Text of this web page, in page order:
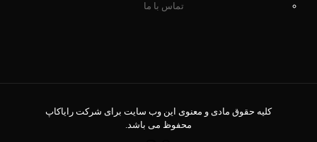
تماس با ما
کلیه حقوق مادی و معنوی این وب سایت برای شرکت رایاکاپ
محفوظ می باشد.